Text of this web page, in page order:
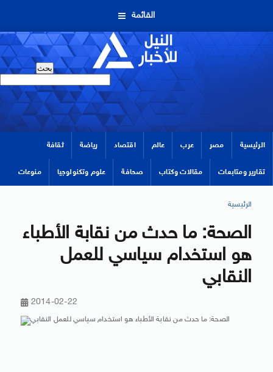
القائمة
الرئيسية مصر عرب عالم اقتصاد رياضة ثقافة
تقارير ومتابعات مقالات وكتاب صحافة علوم وتكنولوجيا منوعات
الرئيسية
الصحة: ما حدث من نقابة الأطباء
هو استخدام سياسي للعمل
النقابي
2014-02-22